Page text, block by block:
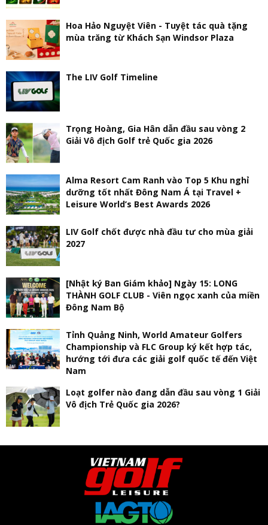
Hoa Hảo Nguyệt Viên - Tuyệt tác quà tặng
mùa trăng từ Khách Sạn Windsor Plaza
The LIV Golf Timeline
Trọng Hoàng, Gia Hân dẫn đầu sau vòng 2
Giải Vô địch Golf trẻ Quốc gia 2026
Alma Resort Cam Ranh vào Top 5 Khu nghỉ
dưỡng tốt nhất Đông Nam Á tại Travel +
Leisure World’s Best Awards 2026
LIV Golf chốt được nhà đầu tư cho mùa giải
2027
[Nhật ký Ban Giám khảo] Ngày 15: LONG
THÀNH GOLF CLUB - Viên ngọc xanh của miền
Đông Nam Bộ
Tỉnh Quảng Ninh, World Amateur Golfers
Championship và FLC Group ký kết hợp tác,
hướng tới đưa các giải golf quốc tế đến Việt
Nam
Loạt golfer nào đang dẫn đầu sau vòng 1 Giải
Vô địch Trẻ Quốc gia 2026?